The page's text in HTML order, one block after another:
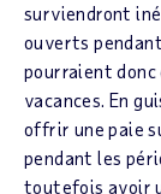
surviendront
ouverts
pourraient
vacances. En
offrir une paie
pendant les
toutefois avoir